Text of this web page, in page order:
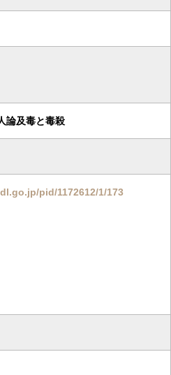
及毒と毒殺
pid/1172612/1/173